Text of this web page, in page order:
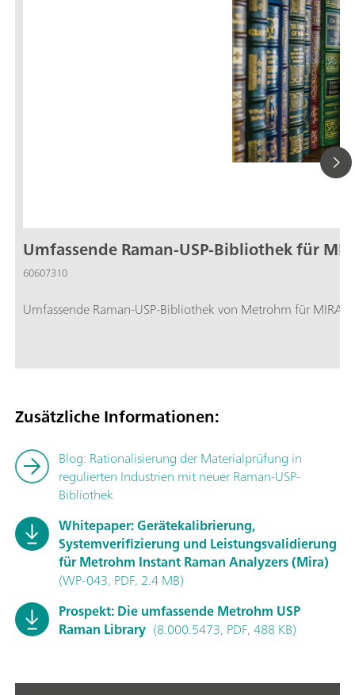
Umfassende Raman-USP-Bibliothek für
60607310
Umfassende Raman-USP-Bibliothek von Metrohm für MIRA
Zusätzliche Informationen:
Blog: Rationalisierung der Materialprüfung in
regulierten Industrien mit neuer Raman-USP-
Bibliothek
Whitepaper: Gerätekalibrierung,
Systemverifizierung und Leistungsvalidierung
für Metrohm Instant Raman Analyzers (Mira)
(WP-043, PDF, 2.4 MB)
Prospekt: Die umfassende Metrohm USP
Raman Library (8.000.5473, PDF, 488 KB)